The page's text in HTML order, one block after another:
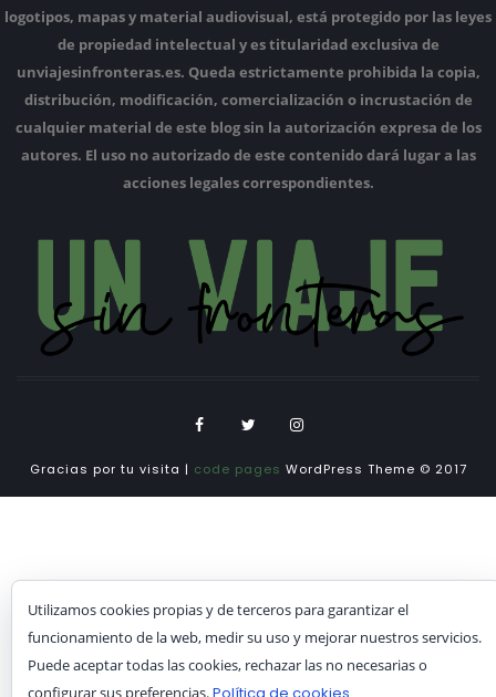
logotipos, mapas y material audiovisual, está protegido por las leyes
de propiedad intelectual y es titularidad exclusiva de
unviajesinfronteras.es. Queda estrictamente prohibida la copia,
distribución, modificación, comercialización o incrustación de
cualquier material de este blog sin la autorización expresa de los
autores. El uso no autorizado de este contenido dará lugar a las
acciones legales correspondientes.
Gracias por tu visita | code pages WordPress Theme © 2017
Utilizamos cookies propias y de terceros para garantizar el
funcionamiento de la web, medir su uso y mejorar nuestros servicios.
Puede aceptar todas las cookies, rechazar las no necesarias o
configurar sus preferencias.